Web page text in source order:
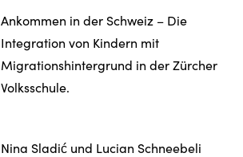
Ankommen in der Schweiz – Die
Integration von Kindern mit
Migrationshintergrund in der Zürcher
Volksschule.
Nina Sladić und Lucian Schneebeli